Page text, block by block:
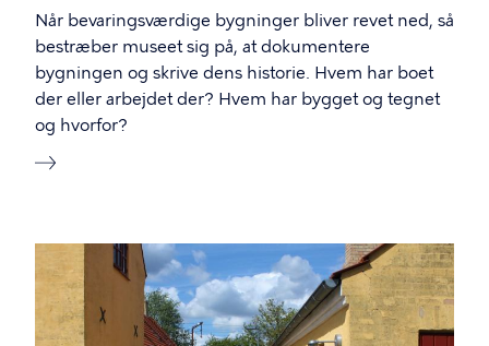
Når bevaringsværdige bygninger bliver revet ned, så
bestræber museet sig på, at dokumentere
bygningen og skrive dens historie. Hvem har boet
der eller arbejdet der? Hvem har bygget og tegnet
og hvorfor?